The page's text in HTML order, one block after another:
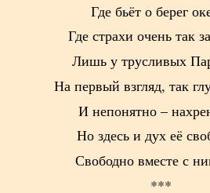
Где бьёт о берег
Где страхи очень так
Лишь у трусливых
На первый взгляд, так
И непонятно –
Но здесь и дух её
Свободно вместе с
***